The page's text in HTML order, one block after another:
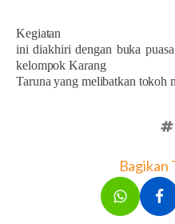
Kegiatan
ini diakhiri dengan buka
kelompok Karang
Taruna yang melibatkan tokoh
Bagikan